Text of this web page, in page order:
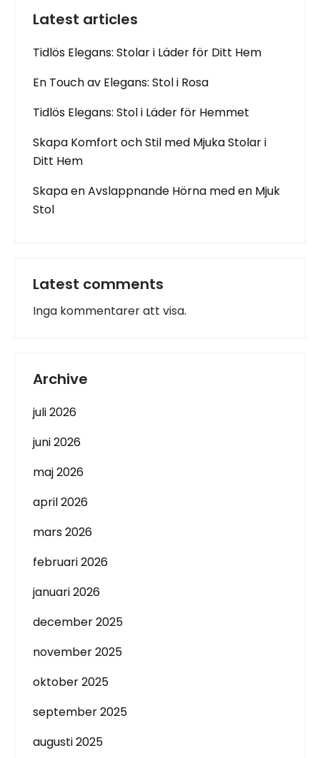
Latest articles
Tidlös Elegans: Stolar i Läder för Ditt Hem
En Touch av Elegans: Stol i Rosa
Tidlös Elegans: Stol i Läder för Hemmet
Skapa Komfort och Stil med Mjuka Stolar i
Ditt Hem
Skapa en Avslappnande Hörna med en Mjuk
Stol
Latest comments
Inga kommentarer att visa.
Archive
juli 2026
juni 2026
maj 2026
april 2026
mars 2026
februari 2026
januari 2026
december 2025
november 2025
oktober 2025
september 2025
augusti 2025